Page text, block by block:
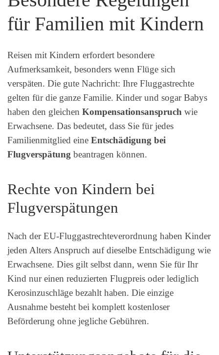
für Familien mit Kindern
Reisen mit Kindern erfordert besondere
Aufmerksamkeit, besonders wenn Flüge sich
verspäten. Die gute Nachricht: Ihre Fluggastrechte
gelten für die ganze Familie. Kinder und sogar Babys
haben den gleichen Kompensationsanspruch wie
Erwachsene. Das bedeutet, dass Sie für jedes
Familienmitglied eine Entschädigung bei
Flugverspätung beantragen können.
Rechte von Kindern bei
Flugverspätungen
Nach der EU-Fluggastrechteverordnung haben Kinder
jeden Alters Anspruch auf dieselbe Entschädigung wie
Erwachsene. Dies gilt selbst dann, wenn Sie für Ihr
Kind nur einen reduzierten Flugpreis oder lediglich
Kerosinzuschläge bezahlt haben. Die einzige
Ausnahme besteht bei komplett kostenloser
Beförderung ohne jegliche Gebühren.